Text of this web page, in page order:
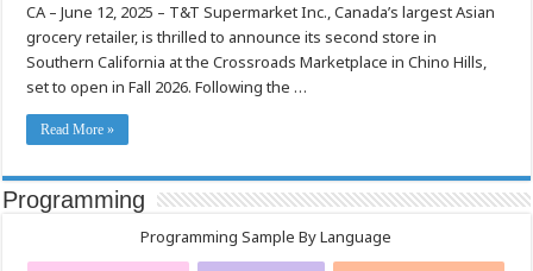
Store
Chino
Hills
CA – June 12, 2025 – T&T Supermarket Inc., Canada’s largest Asian
grocery retailer, is thrilled to announce its second store in
Southern California at the Crossroads Marketplace in Chino Hills,
set to open in Fall 2026. Following the …
Read More »
Programming
Programming Sample By Language